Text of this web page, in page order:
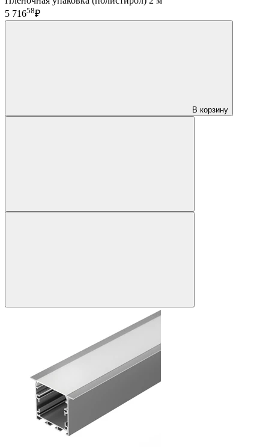
5 71658₽
В корзину